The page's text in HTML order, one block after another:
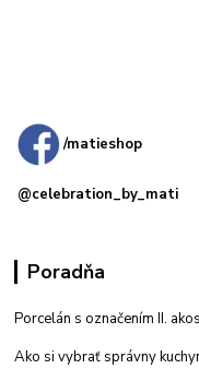
/matieshop
@celebration_by_mati
Poradňa
Porcelán s označením II.
Ako si vybrať správny